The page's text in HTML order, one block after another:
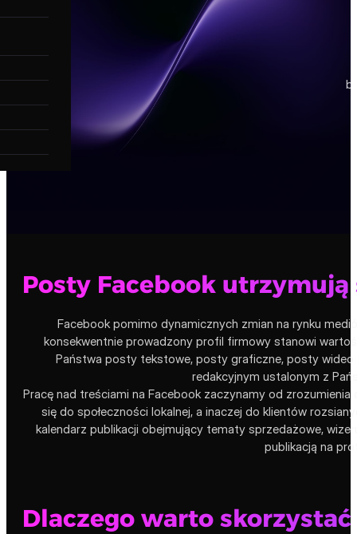
Posty Facebook
Facebook pomimo dynamicznych zmian na rynku
konsekwentnie prowadzony profil firmowy stanowi
Państwa posty tekstowe, posty graficzne, posty wideo
redakcyjnym ustalonym z
Pracę nad treściami na Facebook zaczynamy od
się do społeczności lokalnej, a inaczej do klientów
kalendarz publikacji obejmujący tematy sprzedażowe,
publikacją na
Dlaczego warto